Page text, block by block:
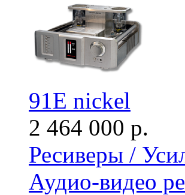
91E nickel
2 464 000 р.
Ресиверы /
Аудио-видео